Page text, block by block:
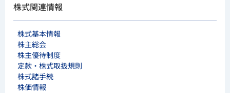
株式関連情報
株式基本情報
株主総会
株主優待制度
定款・株式取扱規則
株式諸手続
株価情報